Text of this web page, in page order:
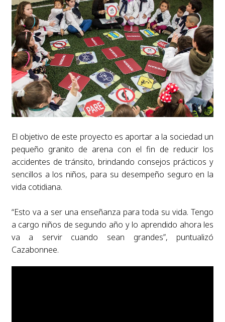
El objetivo de este proyecto es aportar a la sociedad un
pequeño granito de arena con el fin de reducir los
accidentes de tránsito, brindando consejos prácticos y
sencillos a los niños, para su desempeño seguro en la
vida cotidiana.
“Esto va a ser una enseñanza para toda su vida. Tengo
a cargo niños de segundo año y lo aprendido ahora les
va a servir cuando sean grandes”, puntualizó
Cazabonnee.